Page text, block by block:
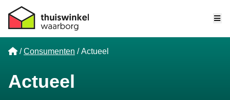
Home
Consumenten Actueel
Actueel